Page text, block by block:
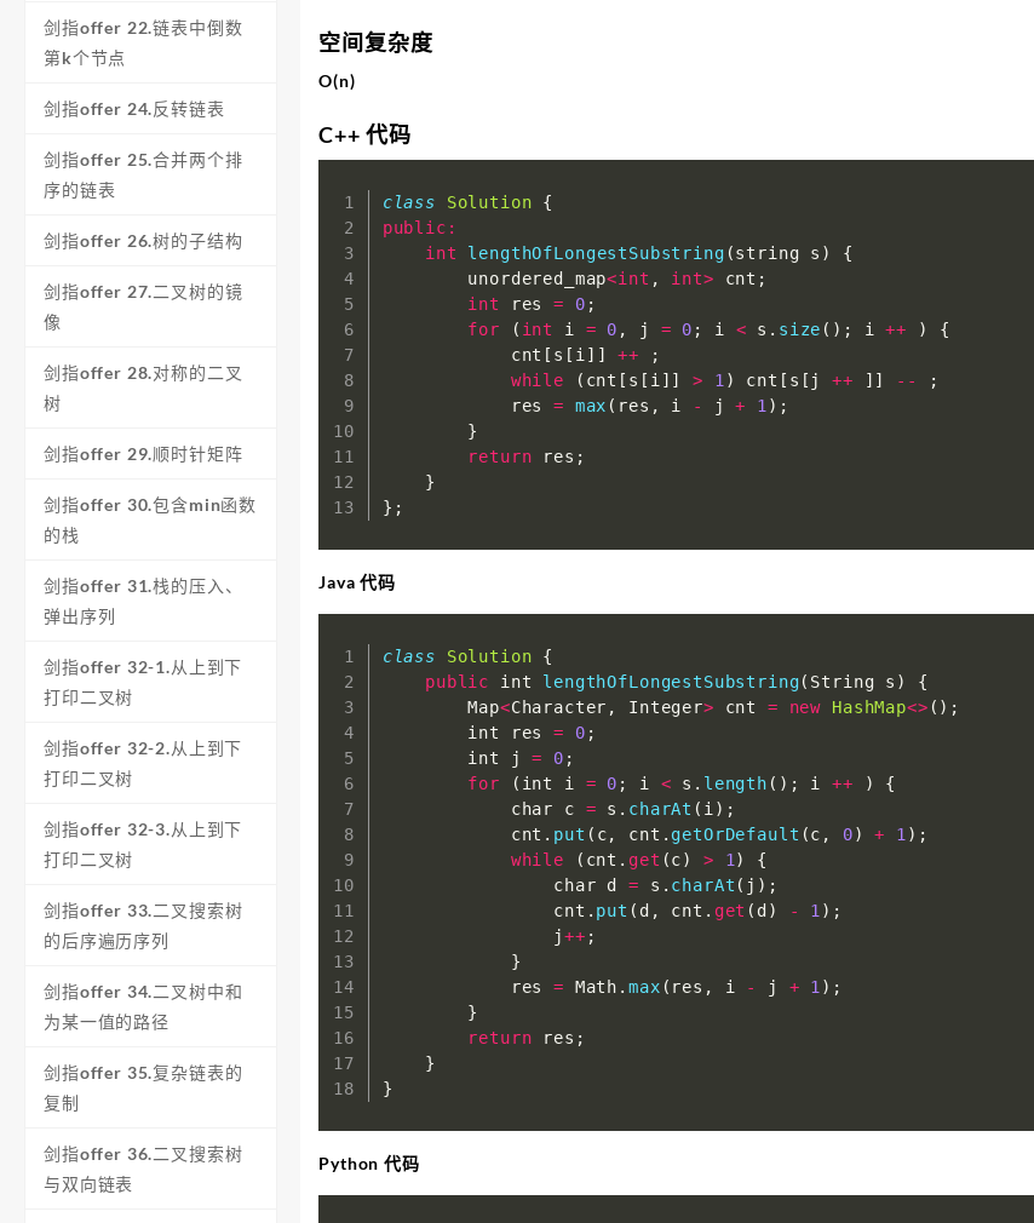
空间复杂度
O(n)
C++ 代码
class Solution
{
public :
int
lengthOfLongestSubstring (string s )
{
        unordered_map
<int , int> cnt ;
int
res = 0 ;
for
( int i = 0 , j = 0 ; i < s . size ( ) ; i ++ )
{
            cnt
[ s [ i ] ] ++
;
while
( cnt [ s [ i ] ] > 1 ) cnt [ s [ j ++ ] ] --
;
            res
= max ( res , i - j + 1 ) ;
}
return res ;
}
} ;
Java 代码
class Solution
{
public int lengthOfLongestSubstring( String s )
{
        Map
<Character , Integer> cnt = new HashMap<> ( ) ;
        int res
= 0 ;
        int j
= 0 ;
for
( int i = 0 ; i < s . length ( ) ; i ++ )
{
            char c
= s . charAt ( i ) ;
            cnt
. put ( c, cnt . getOrDefault (c , 0) + 1 ) ;
while
( cnt . get (c) > 1 )
{
                char d
= s . charAt ( j ) ;
                cnt
. put ( d , cnt . get ( d) - 1 ) ;
                j
++ ;
}
            res
= Math .max ( res , i - j + 1 ) ;
}
return res ;
}
}
Python 代码
剑指offer 22.链表中倒数
第k个节点
剑指offer 24.反转链表
剑指offer 25.合并两个排
序的链表
剑指offer 26.树的子结构
剑指offer 27.二叉树的镜
像
剑指offer 28.对称的二叉
树
剑指offer 29.顺时针矩阵
剑指offer 30.包含min函数
的栈
剑指offer 31.栈的压入、
弹出序列
剑指offer 32-1.从上到下
打印二叉树
剑指offer 32-2.从上到下
打印二叉树
剑指offer 32-3.从上到下
打印二叉树
剑指offer 33.二叉搜索树
的后序遍历序列
剑指offer 34.二叉树中和
为某一值的路径
剑指offer 35.复杂链表的
复制
剑指offer 36.二叉搜索树
与双向链表